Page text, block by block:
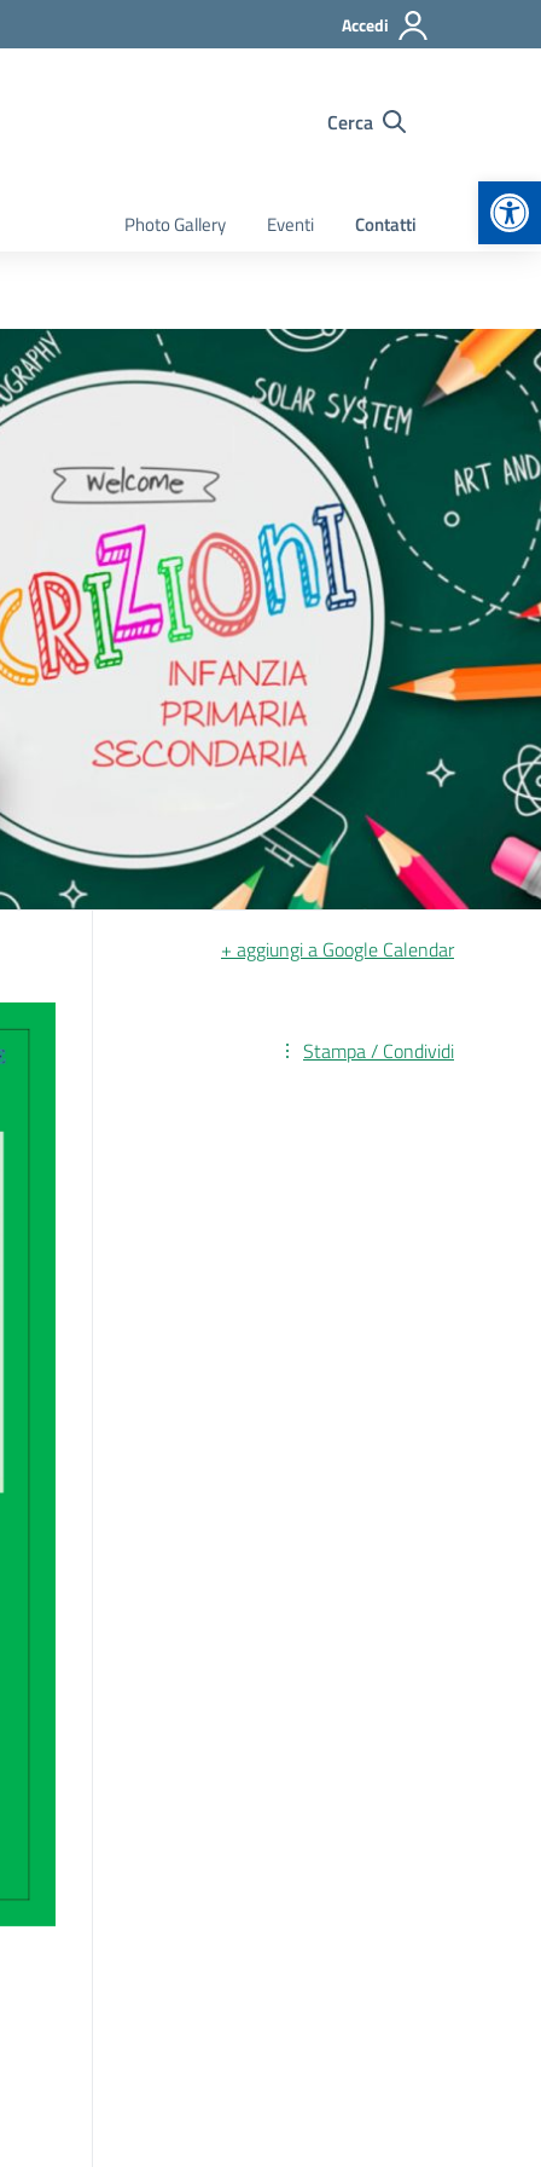
Accedi
Cerca
Photo Gallery Eventi Contatti
+ aggiungi a Google Calendar
Stampa / Condividi